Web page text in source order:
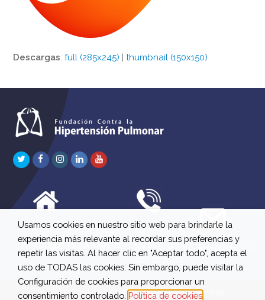
Descargas:full (285x245) |thumbnail (150x150)
TwitterFacebook
Instagram
LinkedInYoutube
C/ Río Jordán 7 bajo
A 28981 Parla Madrid
647 630 515
661 73 42 04
613 22 15 27
info@fchp.es
© 2026 Fundación Contra la Hipertensión Pulmonar
Usamos cookies en nuestro sitio web para brindarle la
experiencia más relevante al recordar sus preferencias y
repetir las visitas. Al hacer clic en "Aceptar todo", acepta el
uso de TODAS las cookies. Sin embargo, puede visitar la
Configuración de cookies para proporcionar un
consentimiento controlado. Política de cookies